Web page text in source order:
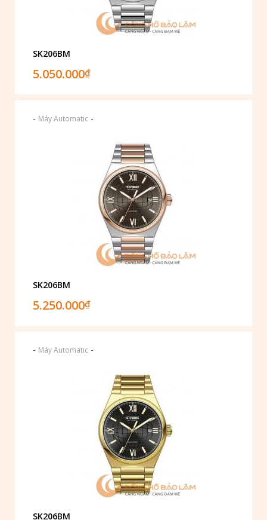
SK206BM
5.050.000₫
- Máy Automatic -
SK206BM
5.250.000₫
- Máy Automatic -
SK206BM